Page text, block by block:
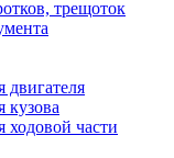
трещоток
двигателя
кузова
ходовой части